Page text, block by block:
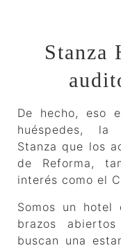
Stanza
De hecho, eso
huéspedes, la
Stanza que los
de Reforma,
interés como el
Somos un
brazos
buscan una